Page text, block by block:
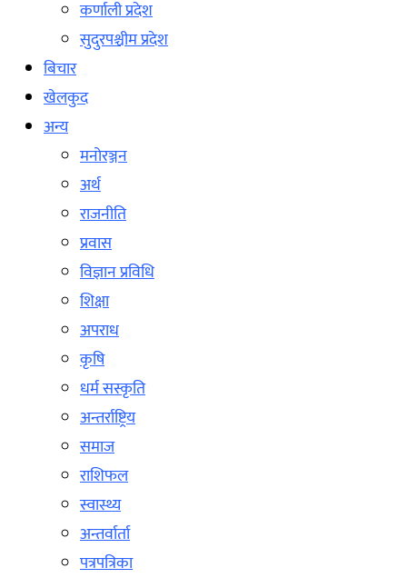
कर्णाली प्रदेश
सुदुरपश्चीम प्रदेश
बिचार
खेलकुद
अन्य
मनोरञ्जन
अर्थ
राजनीति
प्रवास
विज्ञान प्रविधि
शिक्षा
अपराध
कृषि
धर्म सस्कृति
अन्तर्राष्ट्रिय
समाज
राशिफल
स्वास्थ्य
अन्तर्वार्ता
पत्रपत्रिका